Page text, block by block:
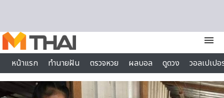
menu
หน้าแรก
ทำนายฝัน ตรวจหวย ผลบอล ดูดวง
วอลเปเป
ไลฟ์สไตล์